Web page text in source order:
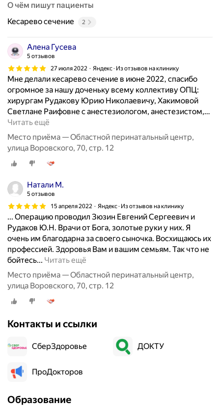
О чём пишут пациенты
Кесарево сечение
2
Алена Гусева
5 отзывов
27 июля 2022
Яндекс · Из отзывов на клинику
Мне делали кесарево сечение в июне 2022, спасибо
огромное за нашу доченьку всему коллективу ОПЦ:
хирургам Рудакову Юрию Николаевичу, Хакимовой
Светлане Раифовне с анестезиологом, анестезистом,…
Читать ещё
Место приёма — Областной перинатальный центр,
улица Воровского, 70, стр. 12
Натали М.
5 отзывов
15 апреля 2022
Яндекс · Из отзывов на клинику
... Операцию проводил Зюзин Евгений Сергеевич и
Рудаков Ю.Н. Врачи от Бога, золотые руки у них. Я
очень им благодарна за своего сыночка. Восхищаюсь их
профессией. Здоровья Вам и вашим семьям. Так что не
бойтесь... Читать ещё
в
с
в
Место приёма — Областной перинатальный центр,
улица Воровского, 70, стр. 12
Контакты и ссылки
СберЗдоровье ДОКТУ
ПроДокторов
Образование